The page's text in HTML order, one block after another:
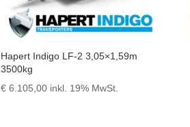
Hapert Indigo LF-2 3,05×1,59m
3500kg
€ 6.105,00 inkl. 19% MwSt.